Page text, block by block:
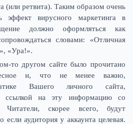
(или ретвита). Таким образом очень
вирусного маркетинга в
должно оформляться как
словами: «Отличная
«Ура!».
то другом сайте было прочитано
и, что не менее важно,
Вашего личного сайта,
ссылкой на эту информацию со
Читатели, скорее всего, будут
если аудитория у аккаунта целевая.